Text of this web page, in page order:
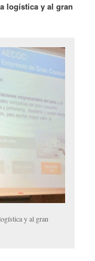
logística y al gran
y al gran